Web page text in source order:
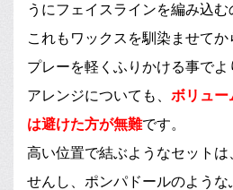
うにフェイスラインを編み込む
これもワックスを馴染ませて
プレーを軽くふりかける事でよ
アレンジについても、 ボリュー
は避けた方が無難です。
高い位置で結ぶようなセットは
せんし、ポンパドールのよう